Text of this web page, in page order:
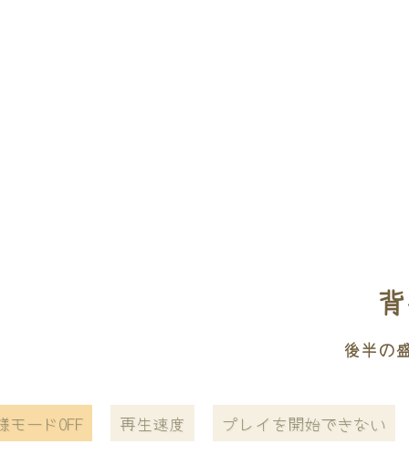
後半の
モードOFF 再生速度 プレイを開始できない